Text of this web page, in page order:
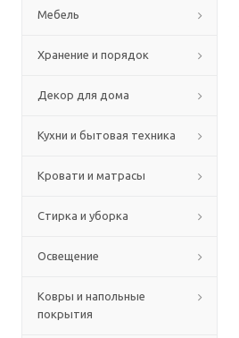
Мебель
Хранение и порядок
Декор для дома
Кухни и бытовая техника
Кровати и матрасы
Стирка и уборка
Освещение
Ковры и напольные
покрытия